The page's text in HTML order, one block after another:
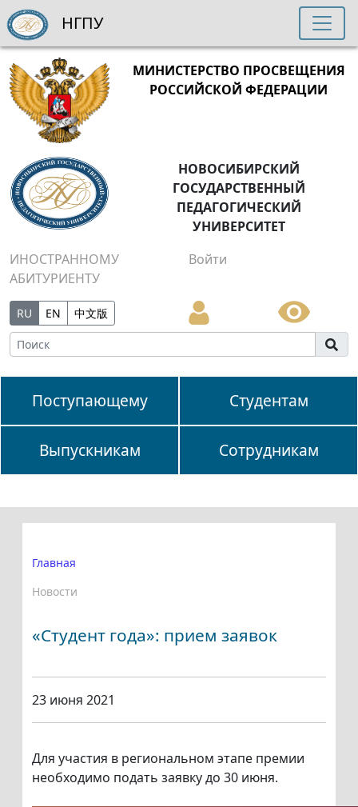
МИНИСТЕРСТВО ПРОСВЕЩЕНИЯ
РОССИЙСКОЙ ФЕДЕРАЦИИ
НОВОСИБИРСКИЙ
ГОСУДАРСТВЕННЫЙ
ПЕДАГОГИЧЕСКИЙ
УНИВЕРСИТЕТ
ИНОСТРАННОМУ
АБИТУРИЕНТУ
Войти
RU EN 中文版
Поступающему Студентам
Выпускникам Сотрудникам
НГПУ
Главная
Новости
«Студент года»: прием заявок
23 июня 2021
Для участия в региональном этапе премии
необходимо подать заявку до 30 июня.